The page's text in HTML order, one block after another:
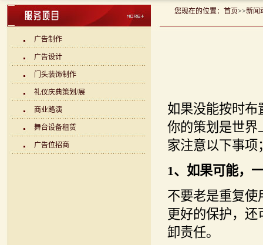
广告制作
广告设计
门头装饰制作
礼仪庆典策划/展
商业路演
舞台设备租赁
广告位招商
您现在的位置： 首页>>新闻
如果没能按时布
你的策划是世界
家注意以下事项
1、如果可能，
不要老是重复使
更好的保护，还
卸责任。